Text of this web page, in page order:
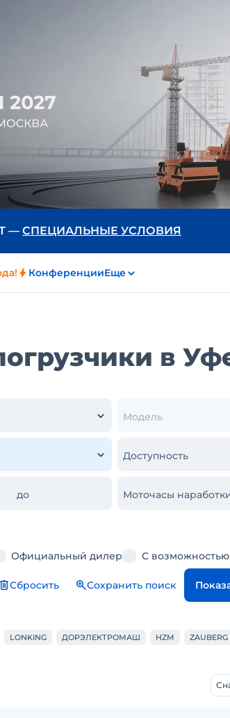
— СПЕЦИАЛЬНЫЕ УСЛОВИЯ
КонференцииЕще
в
Модель
Доступность
до Моточасы
Официальный дилер С возможностью
Сбросить Сохранить поиск
LONKING ДОРЭЛЕКТРОМАШ HZM ZAUBERG